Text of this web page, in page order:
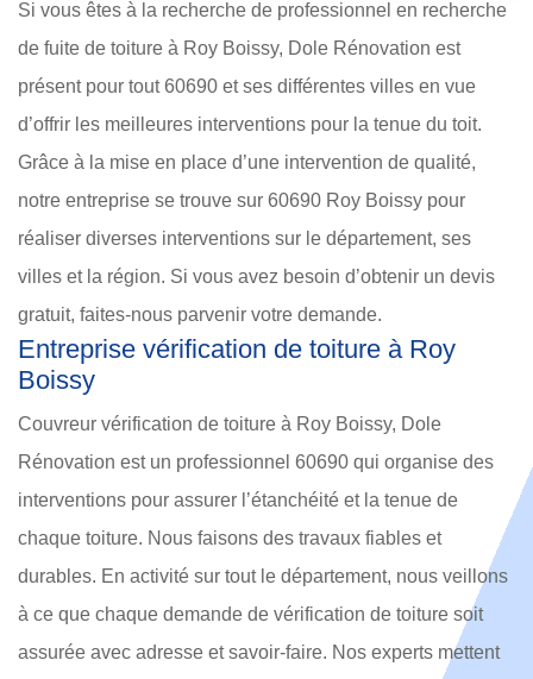
Si vous êtes à la recherche de professionnel en recherche
de fuite de toiture à Roy Boissy, Dole Rénovation est
présent pour tout 60690 et ses différentes villes en vue
d’offrir les meilleures interventions pour la tenue du toit.
Grâce à la mise en place d’une intervention de qualité,
notre entreprise se trouve sur 60690 Roy Boissy pour
réaliser diverses interventions sur le département, ses
villes et la région. Si vous avez besoin d’obtenir un devis
gratuit, faites-nous parvenir votre demande.
Entreprise vérification de toiture à Roy
Boissy
Couvreur vérification de toiture à Roy Boissy, Dole
Rénovation est un professionnel 60690 qui organise des
interventions pour assurer l’étanchéité et la tenue de
chaque toiture. Nous faisons des travaux fiables et
durables. En activité sur tout le département, nous veillons
à ce que chaque demande de vérification de toiture soit
assurée avec adresse et savoir-faire. Nos experts mettent